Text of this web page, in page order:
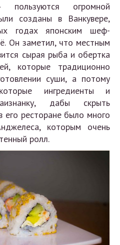
пользуются огромной
созданы в Ванкувере,
годах японским шеф-
Он заметил, что местным
сырая рыба и обертка
которые традиционно
суши, а потому
ингредиенты и
дабы скрыть
его ресторане было много
которым очень
ролл.